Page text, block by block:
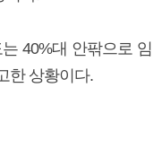
40%대 안팎으로 임
한 상황이다.